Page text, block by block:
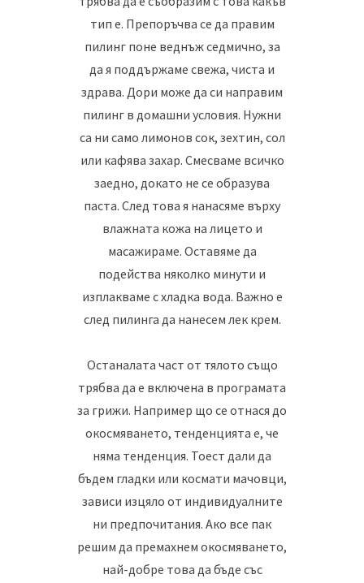
тип е. Препоръчва се да правим
пилинг поне веднъж седмично, за
да я поддържаме свежа, чиста и
здрава. Дори може да си направим
пилинг в домашни условия. Нужни
са ни само лимонов сок, зехтин, сол
или кафява захар. Смесваме всичко
заедно, докато не се образува
паста. След това я нанасяме върху
влажната кожа на лицето и
масажираме. Оставяме да
подейства няколко минути и
изплакваме с хладка вода. Важно е
след пилинга да нанесем лек крем.
Останалата част от тялото също
трябва да е включена в програмата
за грижи. Например що се отнася до
окосмяването, тенденцията е, че
няма тенденция. Тоест дали да
бъдем гладки или космати мачовци,
зависи изцяло от индивидуалните
ни предпочитания. Ако все пак
решим да премахнем окосмяването,
най-добре това да бъде със